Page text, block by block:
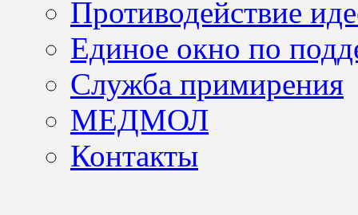
Противодействие
Единое окно по
Служба примирения
МЕДМОЛ
Контакты